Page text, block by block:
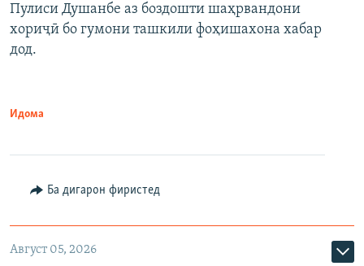
Пулиси Душанбе аз боздошти шаҳрвандони
хориҷӣ бо гумони ташкили фоҳишахона хабар
дод.
Идома
Ба дигарон фиристед
Август 05, 2026